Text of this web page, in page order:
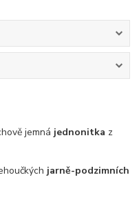
jemná jednonitka z
jarně-podzimních